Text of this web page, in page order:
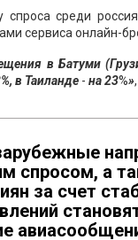
спроса среди
сервиса онлайн-
в Батуми
в Таиланде - на 23%»
спросом, а
за счет